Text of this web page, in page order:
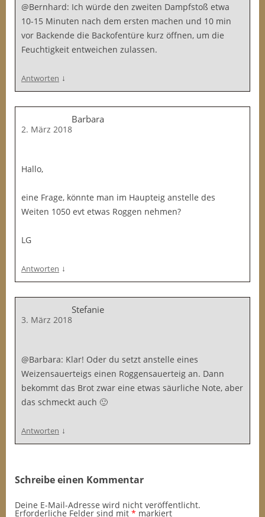
@Bernhard: Ich würde den zweiten Dampfstoß etwa
10-15 Minuten nach dem ersten machen und 10 min
vor Backende die Backofentüre kurz öffnen, um die
Feuchtigkeit entweichen zulassen.
Antworten ↓
Barbara
2. März 2018
Hallo,
eine Frage, könnte man im Haupteig anstelle des
Weiten 1050 evt etwas Roggen nehmen?
LG
Antworten ↓
Stefanie
3. März 2018
@Barbara: Klar! Oder du setzt anstelle eines
Weizensauerteigs einen Roggensauerteig an. Dann
bekommt das Brot zwar eine etwas säurliche Note, aber
das schmeckt auch 🙂
Antworten ↓
Schreibe einen Kommentar
Deine E-Mail-Adresse wird nicht veröffentlicht.
Erforderliche Felder sind mit * markiert